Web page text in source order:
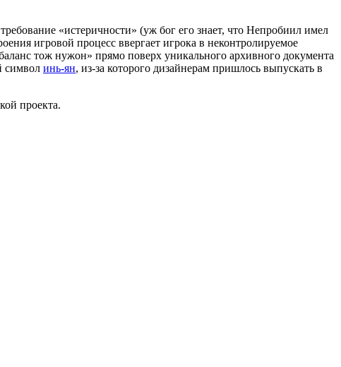
«истеричности» (уж бог его знает, что Непробиил имел
игровой процесс ввергает игрока в неконтролируемое
тож нужон» прямо поверх уникального архивного документа
символ инь-ян, из-за которого дизайнерам пришлось выпускать в
проекта.